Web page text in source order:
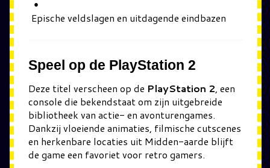
Epische veldslagen en uitdagende eindbazen
Speel op de PlayStation 2
Deze titel verscheen op de PlayStation 2, een
console die bekendstaat om zijn uitgebreide
bibliotheek van actie- en avonturengames.
Dankzij vloeiende animaties, filmische cutscenes
en herkenbare locaties uit Midden-aarde blijft
de game een favoriet voor retro gamers.